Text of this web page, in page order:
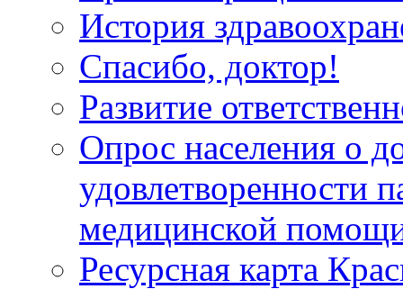
История
Спасибо, доктор!
Развитие
Опрос населения о
удовлетворенности
медицинской
Ресурсная карта